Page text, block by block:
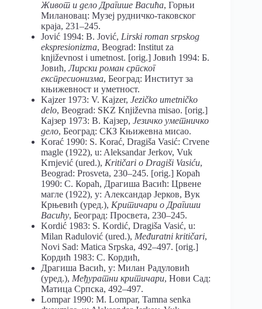
Живот и дело Драгише Васића, Горњи
Милановац: Музеј рудничко-таковског
краја, 231–245.
Jović 1994: B. Jović, Lirski roman srpskog
ekspresionizma, Beograd: Institut za
književnost i umetnost. [orig.] Јовић 1994: Б.
Јовић,Лирски роман српског
експресионизма, Београд: Институт за
књижевност и уметност.
Kajzer 1973: V. Kajzer, Jezičko umetničko
delo, Beograd: SKZ Književna misao. [orig.]
Кајзер 1973: В. Кајзер, Језичко уметничко
дело, Београд: СКЗ Књижевна мисао.
Korać 1990: S. Korać, Dragiša Vasić: Crvene
magle (1922), u: Aleksandar Jerkov, Vuk
Krnjević (ured.), Kritičari o Dragiši Vasiću,
Beograd: Prosveta, 230–245. [orig.] Кораћ
1990: С. Кораћ, Драгиша Васић: Црвене
магле (1922), у: Александар Јерков, Вук
Крњевић (уред.), Критичари о Драгиши
Васићу, Београд: Просвета, 230–245.
Kordić 1983: S. Kordić, Dragiša Vasić, u:
Milan Radulović (ured.), Međuratni kritičari,
Novi Sad: Matica Srpska, 492–497. [orig.]
Кордић 1983: С. Кордић,
Драгиша Васић, у: Милан Радуловић
(уред.), Међуратни критичари, Нови Сад:
Матица Српска, 492–497.
Lompar 1990: M. Lompar, Tamna senka